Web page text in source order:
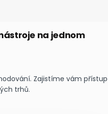
na jednom
Zajistíme vám přístup
trhů.